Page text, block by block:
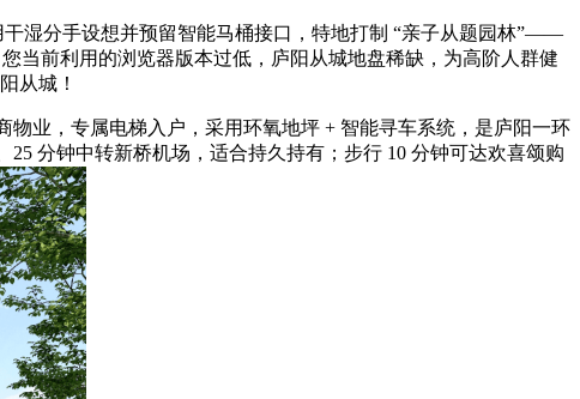
湿分手设想并预留智能马桶接口，特地打制 “亲子从题园林”——
当前利用的浏览器版本过低，庐阳从城地盘稀缺，为高阶人群健
从城！
业，专属电梯入户，采用环氧地坪 + 智能寻车系统，是庐阳一环
分钟中转新桥机场，适合持久持有；步行 10 分钟可达欢喜颂购